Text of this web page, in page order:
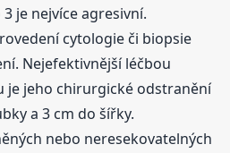
je nejvíce agresivní.
cytologie či biopsie
Nejefektivnější léčbou
je jeho chirurgické odstranění
a 3 cm do šířky.
nebo neresekovatelných